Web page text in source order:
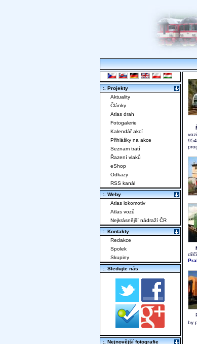
by
:. Projekty
Aktuality
Články
Atlas drah
Fotogalerie
Kalendář akcí
Přihlášky na akce
Seznam tratí
Řazení vlaků
eShop
Odkazy
RSS kanál
:. Weby
Atlas lokomotiv
Atlas vozů
Nejkrásnější nádraží ČR
:. Kontakty
Redakce
Spolek
Skupiny
:. Sledujte nás
:. Nejnovější fotografie